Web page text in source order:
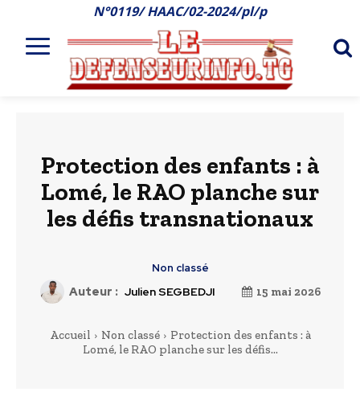
N°0119/ HAAC/02-2024/pl/p
Protection des enfants : à
Lomé, le RAO planche sur
les défis transnationaux
Non classé
Auteur : Julien SEGBEDJI 15 mai 2026
Accueil Non classé
Protection des enfants : à
Lomé, le RAO planche sur les défis...